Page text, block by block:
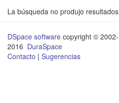
La búsqueda no produjo resultados
DSpace software copyright © 2002-
2016 DuraSpace
Contacto | Sugerencias